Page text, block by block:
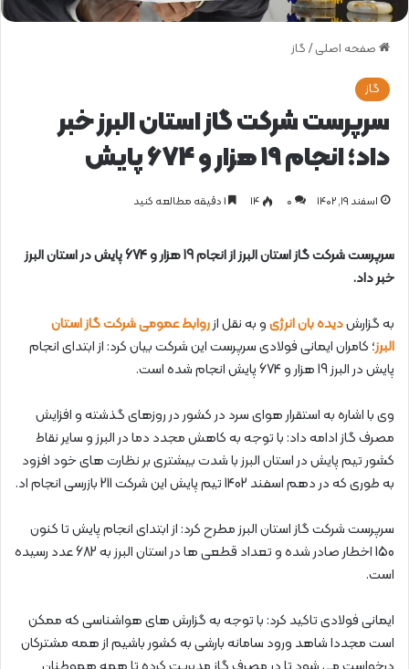
صفحه اصلی / گاز
گاز
سرپرست شرکت گاز استان البرز خبر
داد؛ انجام 19 هزار و 674 پایش
اسفند ۱۹, ۱۴۰۲ 0 ۱۴
سرپرست شرکت گاز استان البرز از انجام 19 هزار و 674 پایش در استان البرز
خبر داد.
به گزارشدیده بان انرژیو به نقل ازروابط عمومی شرکت گاز استان
البرز؛ کامران ایمانی فولادی سرپرست این شرکت بیان کرد: از ابتدای انجام
پایش در البرز 19 هزار و 674 پایش انجام شده است.
وی با اشاره به استقرار هوای سرد در کشور در روزهای گذشته و افزایش
مصرف گاز ادامه داد: با توجه به کاهش مجدد دما در البرز و سایر نقاط
کشور تیم پایش در استان البرز با شدت بیشتری بر نظارت های خود افزود
به طوری که در دهم اسفند 1402 تیم پایش این شرکت 211 بازرسی انجام اد.
سرپرست شرکت گاز استان البرز مطرح کرد: از ابتدای انجام پایش تا کنون
150 اخطار صادر شده و تعداد قطعی ها در استان البرز به 682 عدد رسیده
است.
ایمانی فولادی تاکید کرد: با توجه به گزارش های هواشناسی که ممکن
است مجددا شاهد ورود سامانه بارشی به کشور باشیم از همه مشترکان